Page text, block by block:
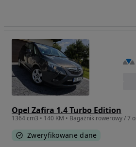
Opel Zafira 1.4 Turbo Edition
Zweryfikowane dane